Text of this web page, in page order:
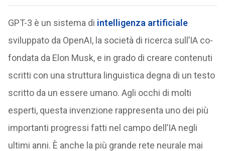
GPT-3 è un sistema di intelligenza artificiale
sviluppato da OpenAI, la società di ricerca sull’IA co-
fondata da Elon Musk, e in grado di creare contenuti
scritti con una struttura linguistica degna di un testo
scritto da un essere umano. Agli occhi di molti
esperti, questa invenzione rappresenta uno dei più
importanti progressi fatti nel campo dell’IA negli
ultimi anni. È anche la più grande rete neurale mai